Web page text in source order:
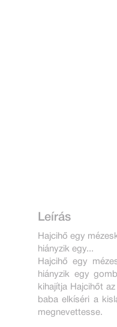
Leírás
Hajcihő egy
hiányzik egy...
Hajcihő egy
hiányzik egy
kihajítja Hajcihőt
baba elkíséri a
megnevettesse.